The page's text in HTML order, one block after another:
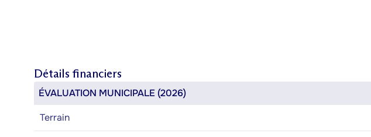
Détails financiers
ÉVALUATION MUNICIPALE (2026)
Terrain